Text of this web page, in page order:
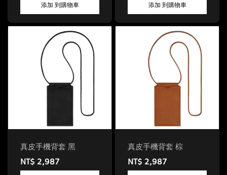
添加 到購物車 添加 到購物車
真皮手機背套 黑
NT$ 2,987
真皮手機背套 棕
NT$ 2,987